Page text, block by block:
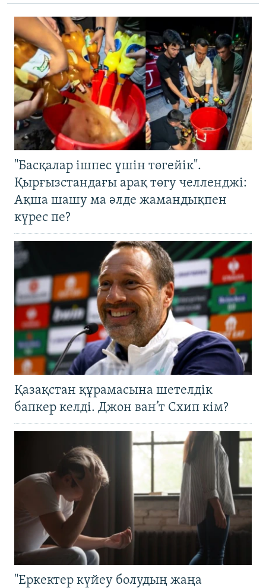
"Басқалар ішпес үшін төгейік".
Қырғызстандағы арақ төгу челленджі:
Ақша шашу ма әлде жамандықпен
күрес пе?
Қазақстан құрамасына шетелдік
бапкер келді. Джон ван’т Схип кім?
"Еркектер күйеу болудың жаңа